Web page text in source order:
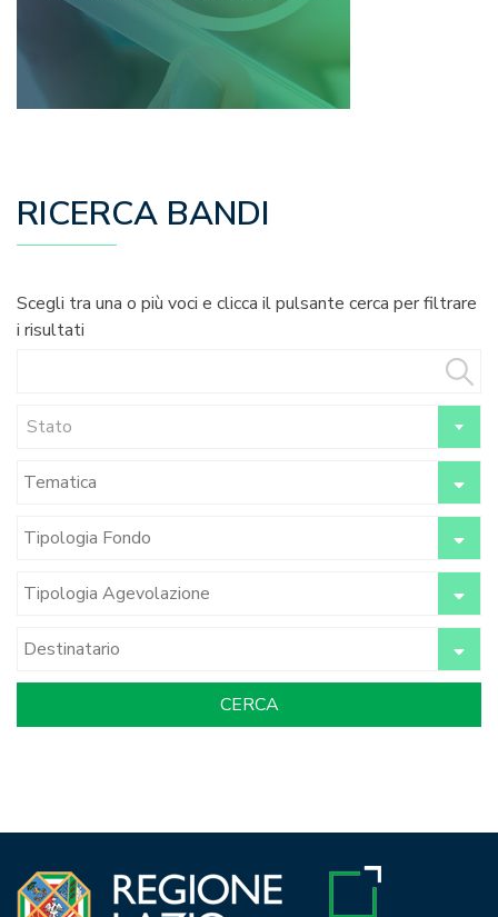
RICERCA BANDI
Scegli tra una o più voci e clicca il pulsante cerca per filtrare
i risultati
Stato